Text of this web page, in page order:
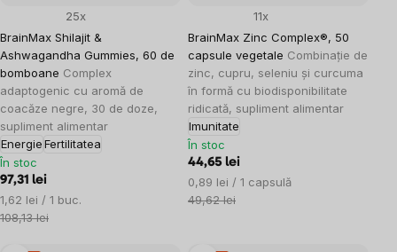
BrainMax Shilajit &
Ashwagandha Gummies, 60 de
bomboane Complex
adaptogenic cu aromă de
coacăze negre, 30 de doze,
supliment alimentar
EnergieFertilitatea
25x
În stoc
97,31 lei
Evaluare
preţ:
1,62 lei / 1 buc.
108,13 lei
BrainMax Zinc Complex®, 50
capsule vegetale Combinație de
zinc, cupru, seleniu și curcuma
în formă cu biodisponibilitate
ridicată, supliment alimentar
Imunitate
11x
În stoc
44,65 lei
Evaluare
preţ:
0,89 lei / 1 capsulă
49,62 lei